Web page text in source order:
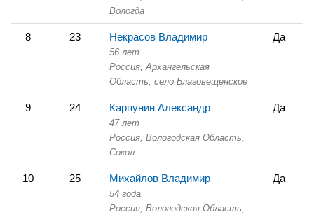
Вологда
8 23 Некрасов Владимир
56 лет
Россия, Архангельская
Область, село Благовещенское
Да
9 24 Карпунин Александр
47 лет
Россия, Вологодская Область,
Сокол
Да
10 25 Михайлов Владимир
54 года
Россия, Вологодская Область,
Да